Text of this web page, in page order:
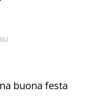
buona festa